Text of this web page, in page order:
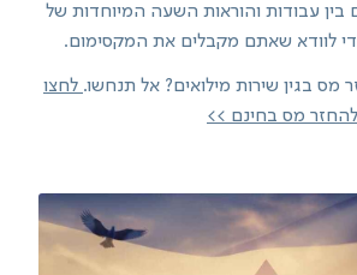
בין עבודות והוראות השעה המיוחדות של
לוודא שאתם מקבלים את המקסימום.
בגין שירות מילואים? אל תנחשו. לחצו
מס בחינם >>